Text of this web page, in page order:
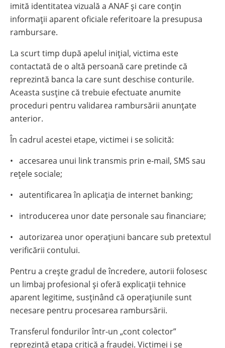
imită identitatea vizuală a ANAF și care conțin
informații aparent oficiale referitoare la presupusa
rambursare.
La scurt timp după apelul inițial, victima este
contactată de o altă persoană care pretinde că
reprezintă banca la care sunt deschise conturile.
Aceasta susține că trebuie efectuate anumite
proceduri pentru validarea rambursării anunțate
anterior.
În cadrul acestei etape, victimei i se solicită:
• accesarea unui link transmis prin e-mail, SMS sau
rețele sociale;
• autentificarea în aplicația de internet banking;
• introducerea unor date personale sau financiare;
• autorizarea unor operațiuni bancare sub pretextul
verificării contului.
Pentru a crește gradul de încredere, autorii folosesc
un limbaj profesional și oferă explicații tehnice
aparent legitime, susținând că operațiunile sunt
necesare pentru procesarea rambursării.
Transferul fondurilor într-un „cont colector”
reprezintă etapa critică a fraudei. Victimei i se